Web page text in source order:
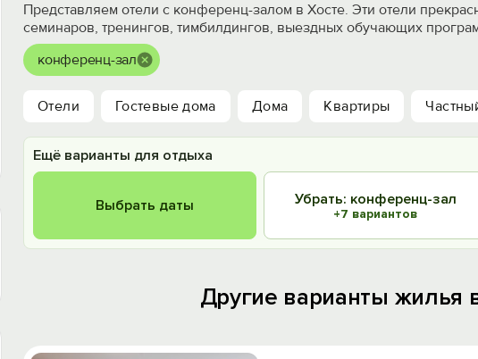
Представляем отели с конференц-залом в Хосте. Эти отели
семинаров, тренингов, тимбилдингов, выездных обучающих
конференц-зал
Отели Гостевые дома Дома Квартиры
Ещё варианты для отдыха
Выбрать даты Убрать: конференц-зал
+7 вариантов
Другие варианты жилья